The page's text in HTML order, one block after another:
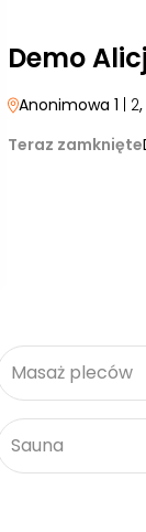
Demo
Anonimowa 1 | 2
Teraz zamknięte
Masaż pleców
Sauna